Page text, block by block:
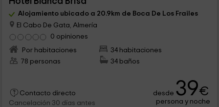
Alojamiento ubicado a 20.9km de Boca De Los Frailes
El Cabo De Gata, Almería
0 opiniones
Por habitaciones
34 habitaciones
78 personas
34 baños
Contacto directo
Cancelación 30 días antes
desde 39€
persona y noche